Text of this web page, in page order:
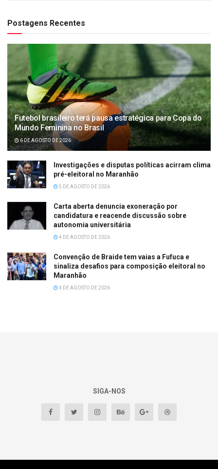
Postagens Recentes
Futebol brasileiro terá pausa estratégica para Copa do
Mundo Feminina no Brasil
6 DE AGOSTO DE 2026
Investigações e disputas políticas acirram clima
pré-eleitoral no Maranhão
5 DE AGOSTO DE 2026
Carta aberta denuncia exoneração por
candidatura e reacende discussão sobre
autonomia universitária
4 DE AGOSTO DE 2026
Convenção de Braide tem vaias a Fufuca e
sinaliza desafios para composição eleitoral no
Maranhão
4 DE AGOSTO DE 2026
SIGA-NOS